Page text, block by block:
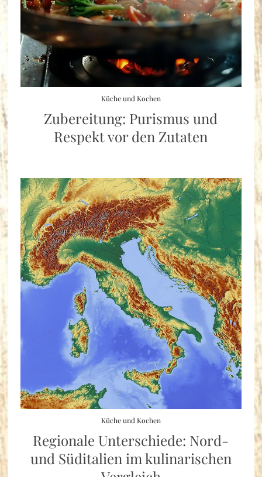
Küche und Kochen
Zubereitung: Purismus und
Respekt vor den Zutaten
Küche und Kochen
Regionale Unterschiede: Nord-
und Süditalien im kulinarischen